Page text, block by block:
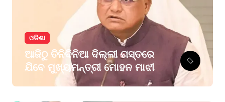
ଓଡିଶା
ଆଜିଠୁ ତିନିଦିନିଆ ଦିଲ୍ଲୀ ଗସ୍ତରେ
ଯିବେ ମୁଖ୍ୟମନ୍ତ୍ରୀ ମୋହନ ମାଝୀ